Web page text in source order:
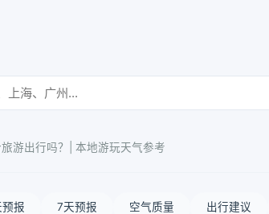
游出行吗？| 本地游玩天气参考
报 7天预报 空气质量 出行建议